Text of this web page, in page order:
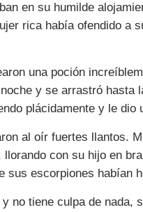
en su humilde
rica había ofendido a
una poción
y se arrastró hasta
plácidamente y le dio
al oír fuertes llantos.
con su hijo en
sus escorpiones habían
no tiene culpa de nada,